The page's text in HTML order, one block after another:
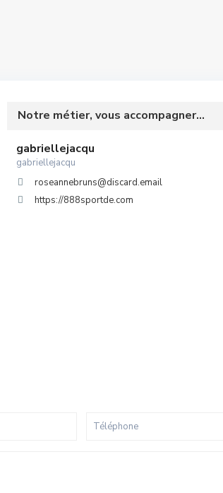
Notre métier, vous accompagner...
gabriellejacqu
gabriellejacqu
roseannebruns@discard.email
https://888sportde.com